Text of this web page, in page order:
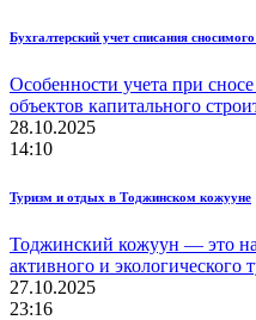
Бухгалтерский учет списания
Особенности учета при
объектов капитального
28.10.2025
14:10
Туризм и отдых в Тоджинском кожууне
Тоджинский кожуун — это
активного и экологического
27.10.2025
23:16